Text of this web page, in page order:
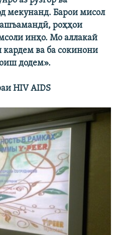
мекунанд. Барои мисол
роҳҳои
инҳо. Мо аллакай
кардем ва ба сокинони
додем».
HIV AIDS